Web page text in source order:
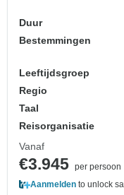
Duur
Bestemmingen
Leeftijdsgroep
Regio
Taal
Reisorganisatie
Vanaf
€3.945 per persoon
Aanmelden to unlock